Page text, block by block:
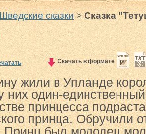
Шведские сказки>Сказка
Скачать в формате
жили в Упланде
них один-
принцесса
принца. Обручили
Принц был молодец